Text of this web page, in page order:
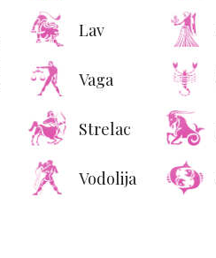
Lav
Vaga
Strelac
Vodolija